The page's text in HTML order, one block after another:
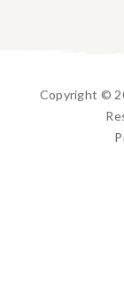
Copyright ©